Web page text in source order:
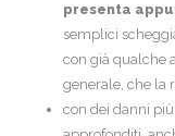
presenta
semplici
con già qualche
generale, che la
con dei danni